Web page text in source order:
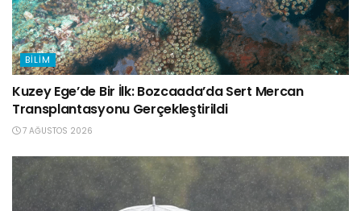
BILIM
Kuzey Ege’de Bir İlk: Bozcaada’da Sert Mercan
Transplantasyonu Gerçekleştirildi
7 AĞUSTOS 2026